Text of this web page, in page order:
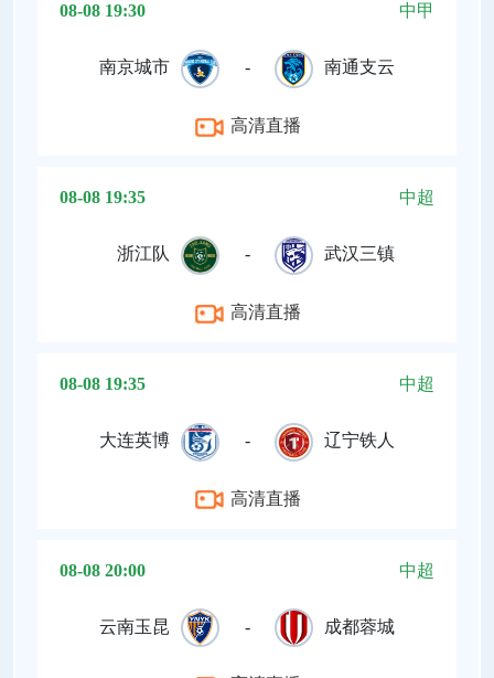
08-08 19:30 中甲
南京城市 - 南通支云
高清直播
08-08 19:35 中超
浙江队 - 武汉三镇
高清直播
08-08 19:35 中超
大连英博 - 辽宁铁人
高清直播
08-08 20:00 中超
云南玉昆 - 成都蓉城